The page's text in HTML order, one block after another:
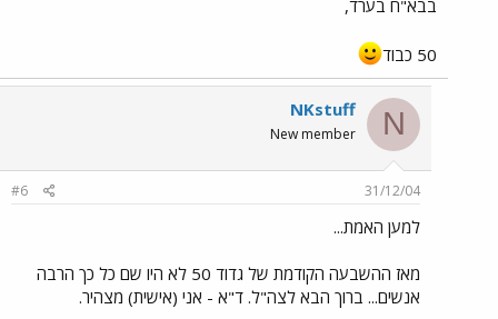
בבא"ח בערד,
50 כבוד
N
NKstuff
New member
31/12/04
#6
למען האמת...
מאז ההשבעה הקודמת של גדוד 50 לא היו שם כל כך הרבה
אנשים... ברוך הבא לצה"ל. ד"א - אני (אישית) מצהיר.